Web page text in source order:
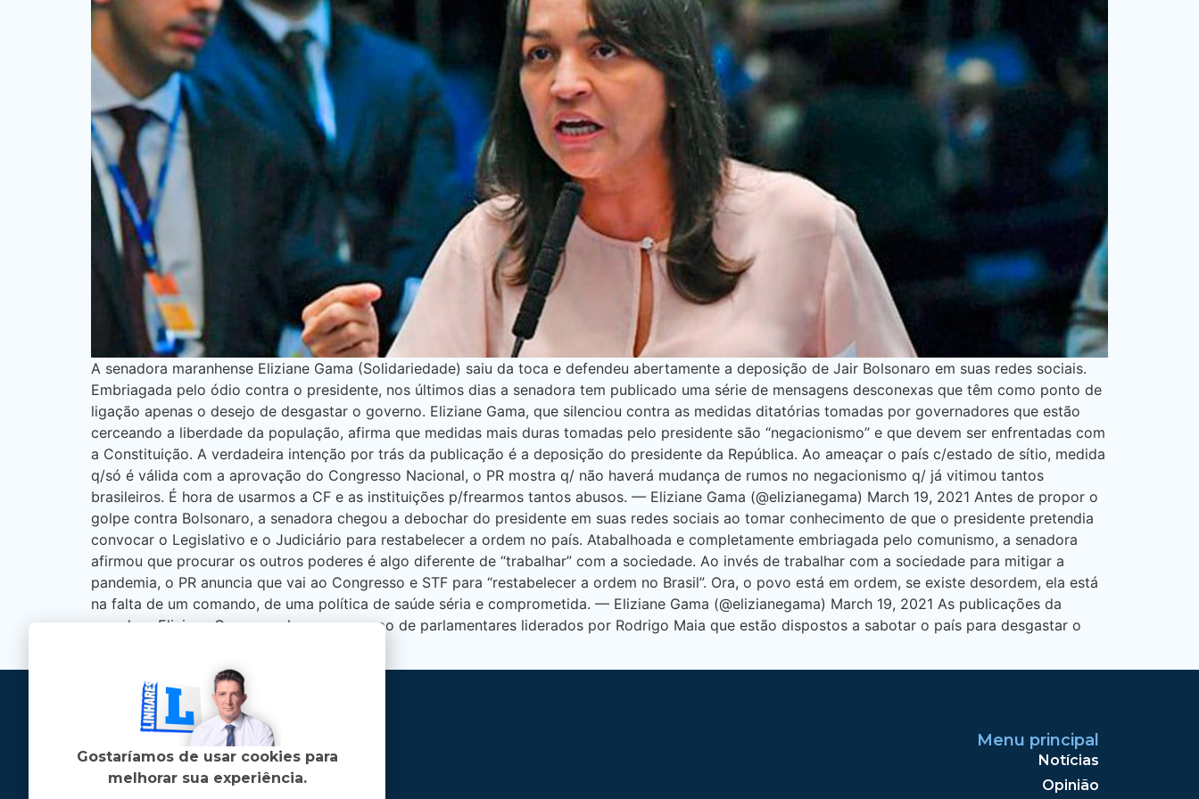
A senadora maranhense Eliziane Gama (Solidariedade) saiu da toca e defendeu abertamente a deposição de Jair Bolsonaro em suas redes sociais.
Embriagada pelo ódio contra o presidente, nos últimos dias a senadora tem publicado uma série de mensagens desconexas que têm como ponto de
ligação apenas o desejo de desgastar o governo. Eliziane Gama, que silenciou contra as medidas ditatórias tomadas por governadores que estão
cerceando a liberdade da população, afirma que medidas mais duras tomadas pelo presidente são “negacionismo” e que devem ser enfrentadas com
a Constituição. A verdadeira intenção por trás da publicação é a deposição do presidente da República. Ao ameaçar o país c/estado de sítio, medida
q/só é válida com a aprovação do Congresso Nacional, o PR mostra q/ não haverá mudança de rumos no negacionismo q/ já vitimou tantos
brasileiros. É hora de usarmos a CF e as instituições p/frearmos tantos abusos. — Eliziane Gama (@elizianegama) March 19, 2021 Antes de propor o
golpe contra Bolsonaro, a senadora chegou a debochar do presidente em suas redes sociais ao tomar conhecimento de que o presidente pretendia
convocar o Legislativo e o Judiciário para restabelecer a ordem no país. Atabalhoada e completamente embriagada pelo comunismo, a senadora
afirmou que procurar os outros poderes é algo diferente de “trabalhar” com a sociedade. Ao invés de trabalhar com a sociedade para mitigar a
pandemia, o PR anuncia que vai ao Congresso e STF para “restabelecer a ordem no Brasil”. Ora, o povo está em ordem, se existe desordem, ela está
na falta de um comando, de uma política de saúde séria e comprometida. — Eliziane Gama (@elizianegama) March 19, 2021 As publicações da
senadora Eliziane Gama a colocam no grupo de parlamentares liderados por Rodrigo Maia que estão dispostos a sabotar o país para desgastar o
Menu principal
Notícias
Opinião
Gostaríamos de usar cookies para
melhorar sua experiência.